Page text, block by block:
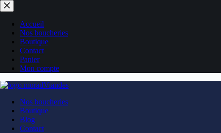
Accueil
Nos boucheries
Boutique
Contact
Panier
Mon compte
Nos boucheries
Boutique
Blog
Contact